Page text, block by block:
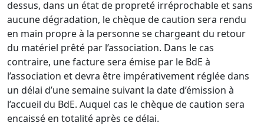
dessus, dans un état de propreté irréprochable et sans
aucune dégradation, le chèque de caution sera rendu
en main propre à la personne se chargeant du retour
du matériel prêté par l’association. Dans le cas
contraire, une facture sera émise par le BdE à
l’association et devra être impérativement réglée dans
un délai d’une semaine suivant la date d’émission à
l’accueil du BdE. Auquel cas le chèque de caution sera
encaissé en totalité après ce délai.